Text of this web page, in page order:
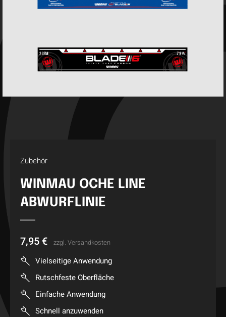
Zubehör
WINMAU OCHE LINE
ABWURFLINIE
7,95 € zzgl. Versandkosten
Vielseitige Anwendung
Rutschfeste Oberfläche
Einfache Anwendung
Schnell anzuwenden